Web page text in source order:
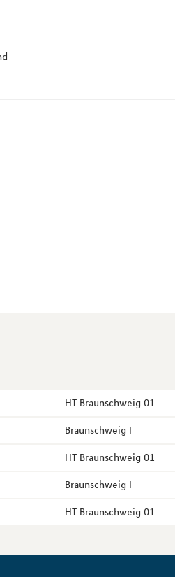
HT Braunschweig 01
Braunschweig I
HT Braunschweig 01
Braunschweig I
HT Braunschweig 01